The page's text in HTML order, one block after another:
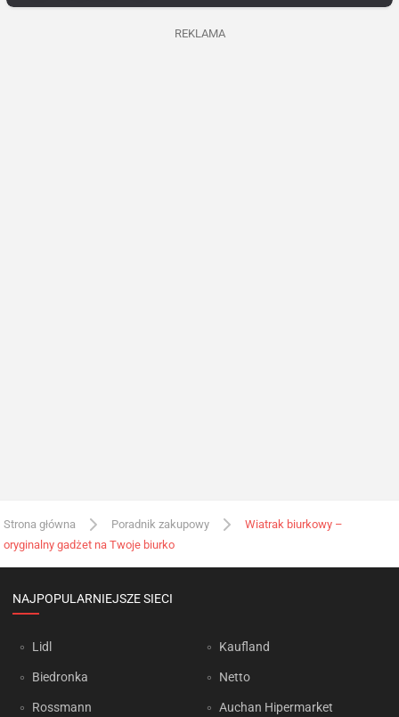
REKLAMA
Strona główna Poradnik zakupowy
Wiatrak biurkowy –
oryginalny gadżet na Twoje biurko
NAJPOPULARNIEJSZE SIECI
Lidl
Biedronka
Rossmann
Kaufland
Netto
Auchan Hipermarket